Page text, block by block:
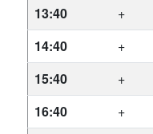
13:40
+
14:40
+
15:40
+
16:40
+